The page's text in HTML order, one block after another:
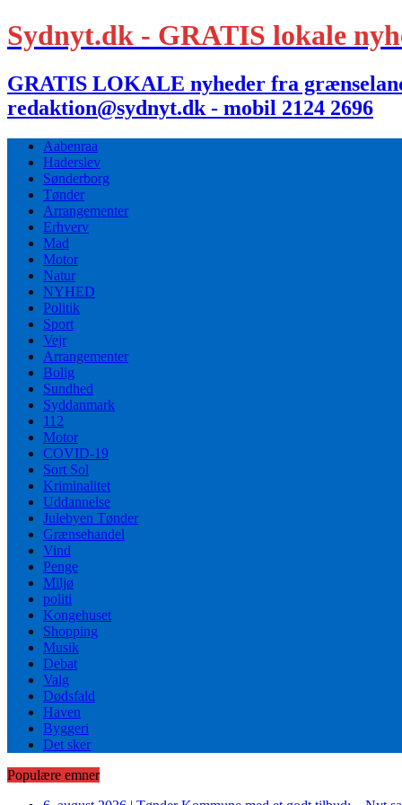
Sydnyt.dk - GRATIS lokale
GRATIS LOKALE nyheder fra
redaktion@sydnyt.dk - mobil 2124 2696
Aabenraa
Haderslev
Sønderborg
Tønder
Arrangementer
Erhverv
Mad
Motor
Natur
NYHED
Politik
Sport
Vejr
Arrangementer
Bolig
Sundhed
Syddanmark
112
Motor
COVID-19
Sort Sol
Kriminalitet
Uddannelse
Julebyen Tønder
Grænsehandel
Vind
Penge
Miljø
politi
Kongehuset
Shopping
Musik
Debat
Valg
Dødsfald
Haven
Byggeri
Det sker
Populære emner